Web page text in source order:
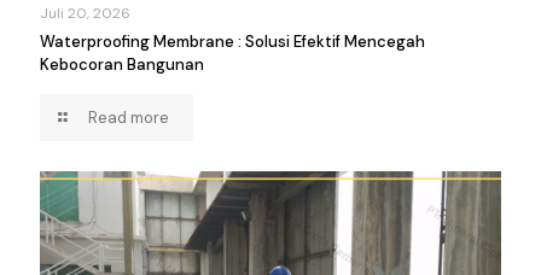
Juli 20, 2026
Waterproofing Membrane : Solusi Efektif Mencegah
Kebocoran Bangunan
Read more